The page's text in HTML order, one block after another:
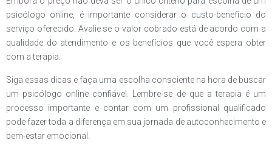
psicólogo online, é importante considerar o custo-benefício do
serviço oferecido. Avalie se o valor cobrado está de acordo com a
qualidade do atendimento e os benefícios que você espera obter
com a terapia.
Siga essas dicas e faça uma escolha consciente na hora de buscar
um psicólogo online confiável. Lembre-se de que a terapia é um
processo importante e contar com um profissional qualificado
pode fazer toda a diferença em sua jornada de autoconhecimento e
bem-estar emocional.